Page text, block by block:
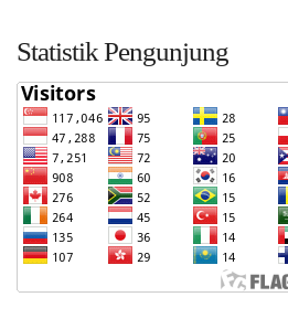
Statistik Pengunjung